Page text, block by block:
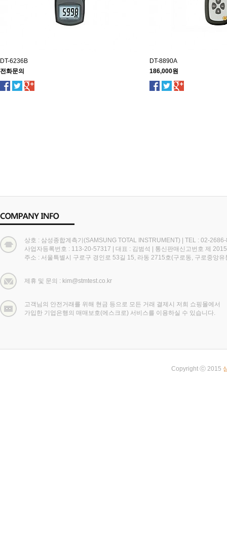
DT-6236B
전화문의
DT-8890A
186,000원
상호 : 삼성종합계측기(SAMSUNG TOTAL INSTRUMENT) | TEL : 02-
사업자등록번호 : 113-20-57317 | 대표 : 김범석 | 통신판매신고번호 제
주소 : 서울특별시 구로구 경인로 53길 15, 라동 2715호(구로동, 구로중앙유
제휴 및 문의 : kim@stmtest.co.kr
고객님의 안전거래를 위해 현금 등으로 모든 거래 결제시 저희 쇼핑몰에서
가입한 기업은행의 매매보호(에스크로) 서비스를 이용하실 수 있습니다.
Copyright ⓒ 2015